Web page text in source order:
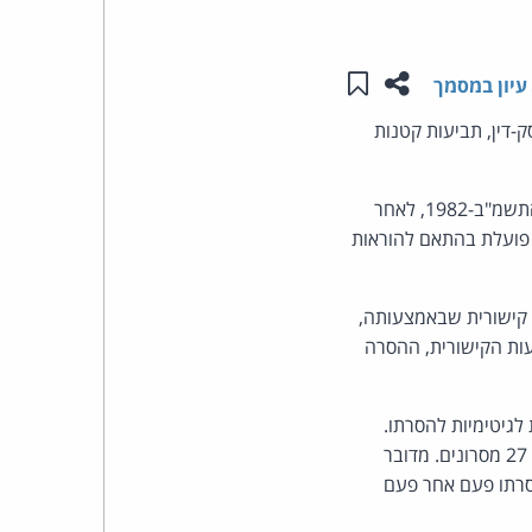
שתפו עמוד זה
שמור ב"תכנים שלי"
עיון במסמך
(פסק-דין, תביעות קטנות
התובע טען כי הנתבעת הפרה את הוראות סעיף 30א לחוק התקשורת (בזק ושידורים), התשמ"ב-1982, לאחר
פועלת בהתאם להוראות
קישורית שבאמצעותה,
הקישורית, ההסרה
להסרתו.
התובע הוכיח כי הקישורית אינה מובילה לאפשרות הסרה וממילא לא הוכח אחרת. התובע תבע בגין 27 מסרונים. מדובר
פעם אחר פעם